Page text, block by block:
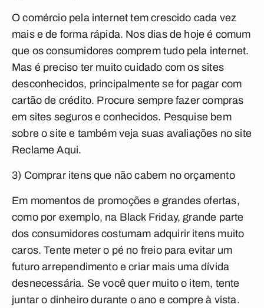
O comércio pela internet tem crescido cada vez
mais e de forma rápida. Nos dias de hoje é comum
que os consumidores comprem tudo pela internet.
Mas é preciso ter muito cuidado com os sites
desconhecidos, principalmente se for pagar com
cartão de crédito. Procure sempre fazer compras
em sites seguros e conhecidos. Pesquise bem
sobre o site e também veja suas avaliações no site
Reclame Aqui.
3) Comprar itens que não cabem no orçamento
Em momentos de promoções e grandes ofertas,
como por exemplo, na Black Friday, grande parte
dos consumidores costumam adquirir itens muito
caros. Tente meter o pé no freio para evitar um
futuro arrependimento e criar mais uma dívida
desnecessária. Se você quer muito o item, tente
juntar o dinheiro durante o ano e compre à vista.